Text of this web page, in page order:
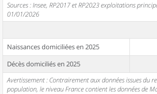
Sources : Insee, RP2017 et RP2023 exploitations
01/01/2026
Naissances domiciliées en 2025
Décès domiciliés en 2025
Avertissement : Contrairement aux données issues du
population, le niveau France contient les données de